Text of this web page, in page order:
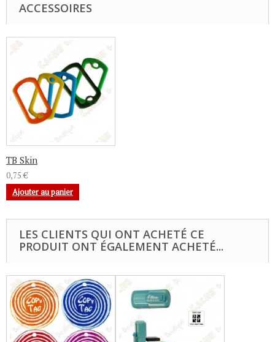
ACCESSOIRES
TB Skin
0,75 €
Ajouter au panier
LES CLIENTS QUI ONT ACHETÉ CE
PRODUIT ONT ÉGALEMENT ACHETÉ...